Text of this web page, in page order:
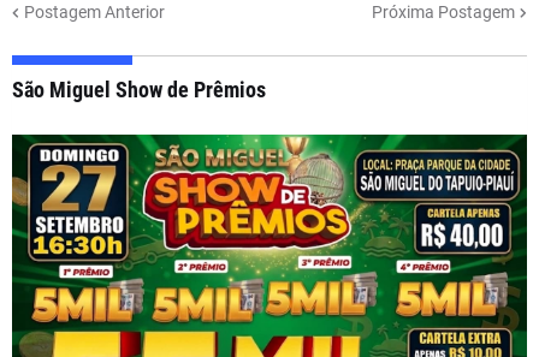
Postagem Anterior Próxima Postagem
São Miguel Show de Prêmios